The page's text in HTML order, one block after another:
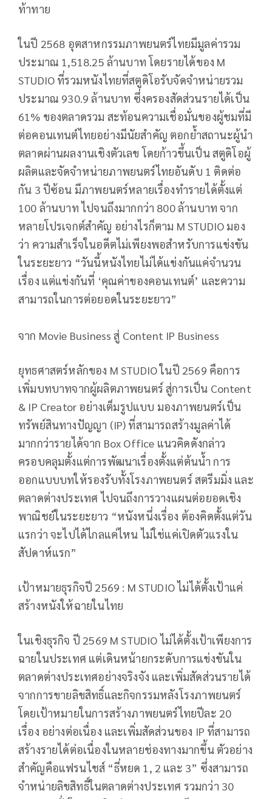
ท้าทาย
ในปี 2568 อุตสาหกรรมภาพยนตร์ไทยมีมูลค่ารวม
ประมาณ 1,518.25 ล้านบาท โดยรายได้ของ M
STUDIO ที่รวมหนังไทยที่สตูดิโอรับจัดจําหน่ายรวม
ประมาณ 930.9 ล้านบาท ซึ่งครองสัดส่วนรายได้เป็น
61% ของตลาดรวม สะท้อนความเชื่อมั่นของผู้ชมที่มี
ต่อคอนเทนต์ไทยอย่างมีนัยสำคัญ ตอกย้ำสถานะผู้นำ
ตลาดผ่านผลงานเชิงตัวเลข โดยก้าวขึ้นเป็น สตูดิโอผู้
ผลิตและจัดจำหน่ายภาพยนตร์ไทยอันดับ 1 ติดต่อ
กัน 3 ปีซ้อน มีภาพยนตร์หลายเรื่องทำรายได้ตั้งแต่
100 ล้านบาท ไปจนถึงมากกว่า 800 ล้านบาท จาก
หลายโปรเจกต์สำคัญ อย่างไรก็ตาม M STUDIO มอง
ว่า ความสำเร็จในอดีตไม่เพียงพอสำหรับการแข่งขัน
ในระยะยาว “วันนี้หนังไทยไม่ได้แข่งกันแค่จำนวน
เรื่อง แต่แข่งกันที่ ‘คุณค่าของคอนเทนต์’ และความ
สามารถในการต่อยอดในระยะยาว”
จาก Movie Business สู่ Content IP Business
ยุทธศาสตร์หลักของ M STUDIO ในปี 2569 คือการ
เพิ่มบทบาทจากผู้ผลิตภาพยนตร์ สู่การเป็น Content
& IP Creator อย่างเต็มรูปแบบ มองภาพยนตร์เป็น
ทรัพย์สินทางปัญญา (IP) ที่สามารถสร้างมูลค่าได้
มากกว่ารายได้จาก Box Office แนวคิดดังกล่าว
ครอบคลุมตั้งแต่การพัฒนาเรื่องตั้งแต่ต้นน้ำ การ
ออกแบบบทให้รองรับทั้งโรงภาพยนตร์ สตรีมมิ่ง และ
ตลาดต่างประเทศ ไปจนถึงการวางแผนต่อยอดเชิง
พาณิชย์ในระยะยาว “หนังหนึ่งเรื่อง ต้องคิดตั้งแต่วัน
แรกว่า จะไปได้ไกลแค่ไหน ไม่ใช่แค่เปิดตัวแรงใน
สัปดาห์แรก”
เป้าหมายธุรกิจปี 2569 : M STUDIO ไม่ได้ตั้งเป้าแค่
สร้างหนังให้ฉายในไทย
ในเชิงธุรกิจ ปี 2569 M STUDIO ไม่ได้ตั้งเป้าเพียงการ
ฉายในประเทศ แต่เดินหน้ายกระดับการแข่งขันใน
ตลาดต่างประเทศอย่างจริงจัง และเพิ่มสัดส่วนรายได้
จากการขายลิขสิทธิ์และกิจกรรมหลังโรงภาพยนตร์
โดยเป้าหมายในการสร้างภาพยนตร์ไทยปีละ 20
เรื่อง อย่างต่อเนื่อง และเพิ่มสัดส่วนของ IP ที่สามารถ
สร้างรายได้ต่อเนื่องในหลายช่องทางมากขึ้น ตัวอย่าง
สำคัญคือแฟรนไชส์ “ธี่หยด 1, 2 และ 3” ซึ่งสามารถ
จำหน่ายลิขสิทธิ์ในตลาดต่างประเทศ รวมกว่า 30